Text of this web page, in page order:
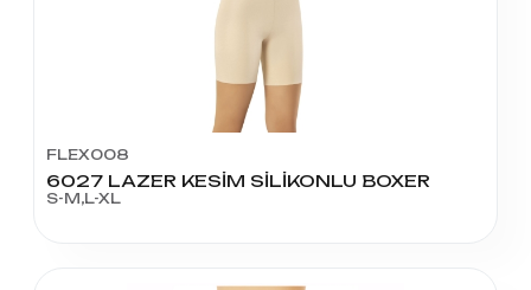
FLEX008
6027 LAZER KESİM SİLİKONLU BOXER
S-M,L-XL